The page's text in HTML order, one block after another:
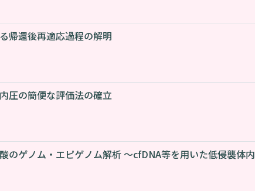
帰還後再適応過程の解明
圧の簡便な評価法の確立
のゲノム・エピゲノム解析 ～cfDNA等を用いた低侵襲体内